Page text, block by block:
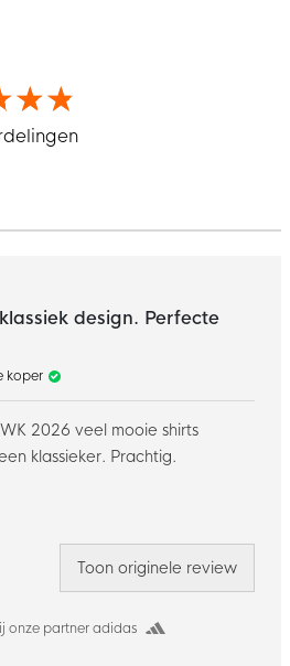
onze partner adidas
design. Perfecte
koper
2026 veel mooie shirts
klassieker. Prachtig.
Toon originele review